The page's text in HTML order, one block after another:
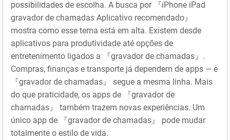
possibilidades de escolha. A busca por 『iPhone iPad
gravador de chamadas Aplicativo recomendado』
mostra como esse tema está em alta. Existem desde
aplicativos para produtividade até opções de
entretenimento ligados a 『gravador de chamadas』.
Compras, finanças e transporte já dependem de apps — e
『gravador de chamadas』 segue a mesma linha. Mais
do que praticidade, os apps de 『gravador de
chamadas』 também trazem novas experiências. Um
único app de 『gravador de chamadas』 pode mudar
totalmente o estilo de vida.